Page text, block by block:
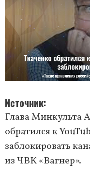
Источник
Глава Минкульта
обратился к
заблокировать
из ЧВК «Вагнер».